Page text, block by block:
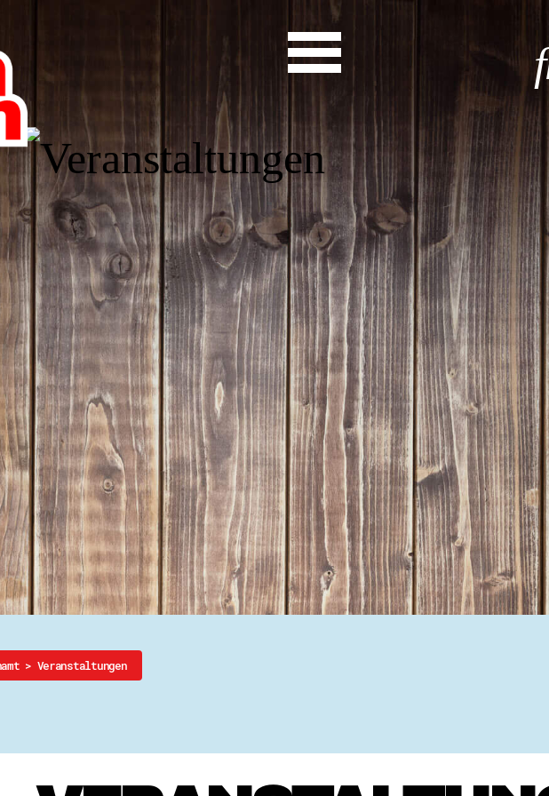
Start
Entdecke dein
News
Veranstaltungen
Rückblicke
Newsletter
Die LandesEhrenamtsagentur
Publikationen
Ansprechpartner
Ehrenamt hat viele
Finde dein
Ehrenamtssuchmaschine
Freiwilliges Soziales
Koordinierungszentren für
Engagierte Stadt
Freiwilligendienste
Freiwilligentage
Hessen hilft Ukraine
Zeig uns dein
Wettbewerb |
Wettbewerb | 80 Jahre
8 Vereine x 80 Jahre x
Crowdfunding - Viele
Ehrentag
Was steht
> Veranstaltungen